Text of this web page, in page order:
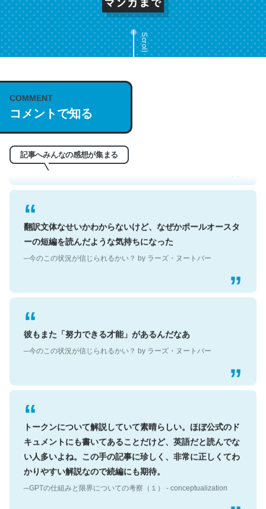
Scroll
COMMENT
コメントで知る
記事へみんなの感想が集まる
これは名文。彼はとてもクレバーなんだろうなと凄く思
う。英語少しでも読める人は原文もお勧め。自分はこの流
れ好き。Let’s Fucking Go. Then Covid hit. Shit.
─今のこの状況が信じられるかい？ by ラーズ・ヌートバー
翻訳文体なせいかわからないけど、なぜかポールオースタ
ーの短編を読んだような気持ちになった
─今のこの状況が信じられるかい？ by ラーズ・ヌートバー
彼もまた「努力できる才能」があるんだなあ
─今のこの状況が信じられるかい？ by ラーズ・ヌートバー
トークンについて解説していて素晴らしい。ほぼ公式のド
キュメントにも書いてあることだけど、英語だと読んでな
い人多いよね。この手の記事に珍しく、非常に正しくてわ
かりやすい解説なので続編にも期待。
─GPTの仕組みと限界についての考察（１） - conceptualization